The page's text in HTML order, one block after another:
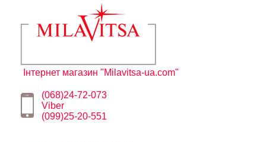
Інтернет магазин "Milavitsa-ua.com"
(068)24-72-073
Viber
(099)25-20-551